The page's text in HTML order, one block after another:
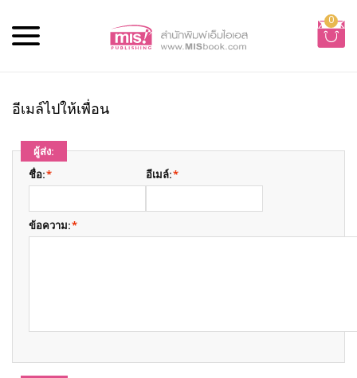
0
อีเมล์ไปให้เพื่อน
ผู้ส่ง:
*
ชื่อ: *
อีเมล์:
*
ข้อความ: